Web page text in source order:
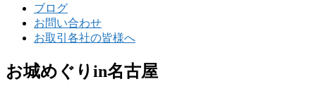
ブログ
お問い合わせ
お取引各社の皆様へ
お城めぐりin名古屋